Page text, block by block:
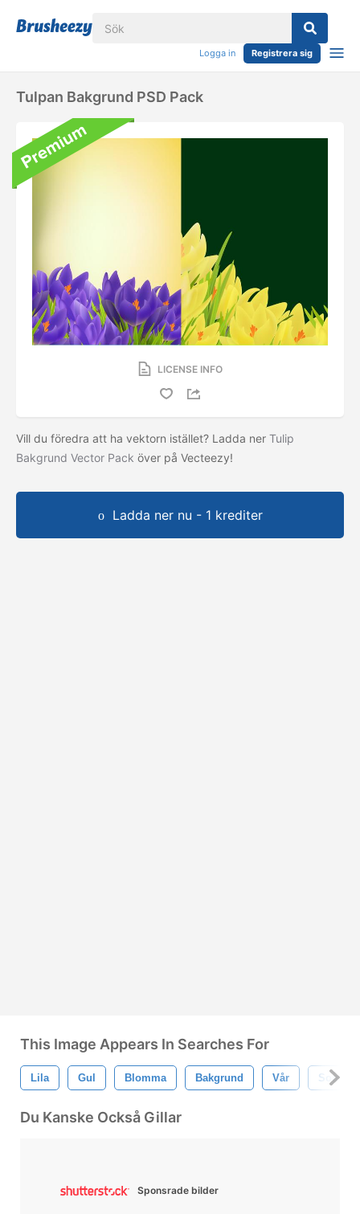
Logga in Registrera sig
Tulpan Bakgrund PSD Pack
LICENSE INFO
Vill du föredra att ha vektorn istället? Ladda ner Tulip
Bakgrund Vector Pack över på Vecteezy!
Ladda ner nu - 1 krediter
This Image Appears In Searches For
Lila Gul Blomma Bakgrund Vår Sommar
Du Kanske Också Gillar
Sponsrade bilder